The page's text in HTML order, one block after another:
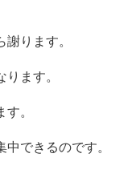
ります。
ます。
。
できるのです。